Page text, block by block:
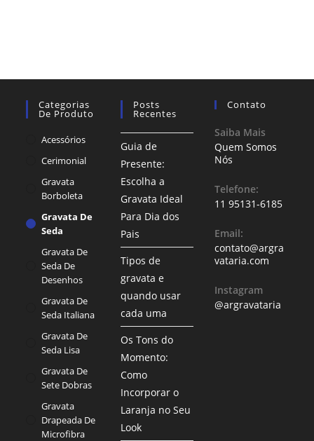
Categorias
De Produto
Acessórios
Cerimonial
Gravata
Borboleta
Gravata De
Seda
Gravata De
Seda De
Desenhos
Gravata De
Seda Italiana
Gravata De
Seda Lisa
Gravata De
Sete Dobras
Gravata
Drapeada De
Microfibra
Posts
Recentes
Guia de
Presente:
Escolha a
Gravata Ideal
Para Dia dos
Pais
Tipos de
gravata e
quando usar
cada uma
Os Tons do
Momento:
Como
Incorporar o
Laranja no Seu
Look
Contato
Saiba Mais
Quem Somos
Nós
Telefone:
11 95131-6185
Email:
contato@argra
vataria.com
Instagram
@argravataria